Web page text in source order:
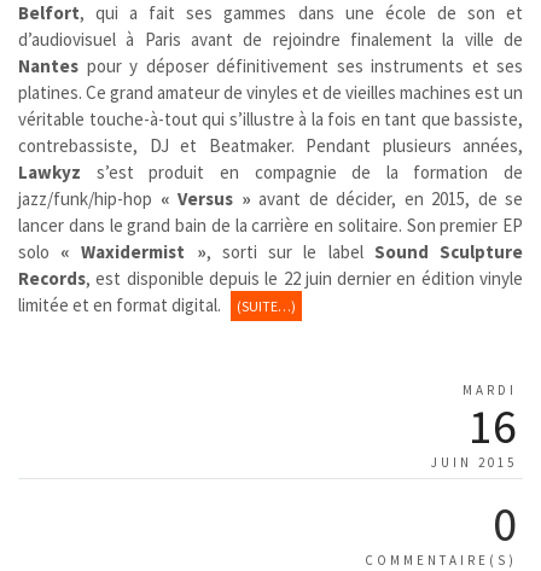
Belfort, qui a fait ses gammes dans une école de son et
d’audiovisuel à Paris avant de rejoindre finalement la ville de
Nantes pour y déposer définitivement ses instruments et ses
platines. Ce grand amateur de vinyles et de vieilles machines est un
véritable touche-à-tout qui s’illustre à la fois en tant que bassiste,
contrebassiste, DJ et Beatmaker. Pendant plusieurs années,
Lawkyz s’est produit en compagnie de la formation de
jazz/funk/hip-hop « Versus » avant de décider, en 2015, de se
lancer dans le grand bain de la carrière en solitaire. Son premier EP
solo « Waxidermist », sorti sur le label Sound Sculpture
Records, est disponible depuis le 22 juin dernier en édition vinyle
limitée et en format digital.
(SUITE…)
MARDI
16
JUIN 2015
0
COMMENTAIRE(S)